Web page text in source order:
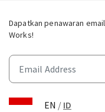
Dapatkan penawaran
Works!
EN / ID